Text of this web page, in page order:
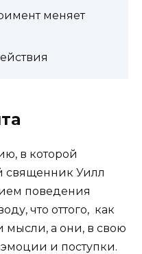
меняет
в которой
священник Уилл
поведения
что оттого, как
мысли, а они, в свою
и поступки.